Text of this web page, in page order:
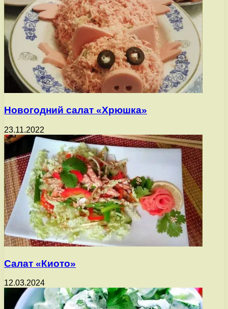
Новогодний салат «Хрюшка»
23.11.2022
Салат «Киото»
12.03.2024